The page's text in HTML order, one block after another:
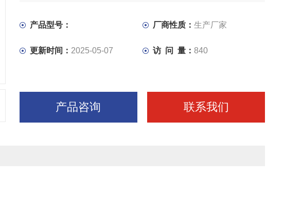
常方便。
产品型号： 厂商性质： 生产厂家
更新时间： 2025-05-07 访 问 量： 840
产品咨询 联系我们